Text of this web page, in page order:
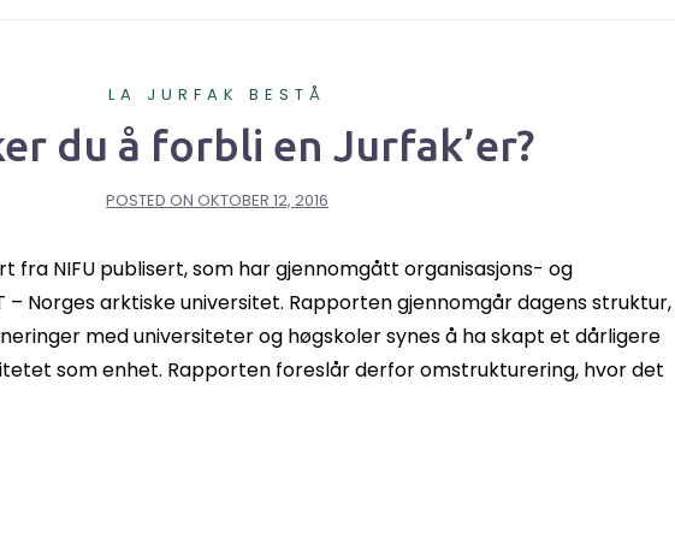
LA JURFAK BESTÅ
du å forbli en Jurfak’er?
POSTED ONOKTOBER 12, 2016
fra NIFU publisert, som har gjennomgått organisasjons- og
Norges arktiske universitet. Rapporten gjennomgår dagens
med universiteter og høgskoler synes å ha skapt et dårligere
som enhet. Rapporten foreslår derfor omstrukturering, hvor det